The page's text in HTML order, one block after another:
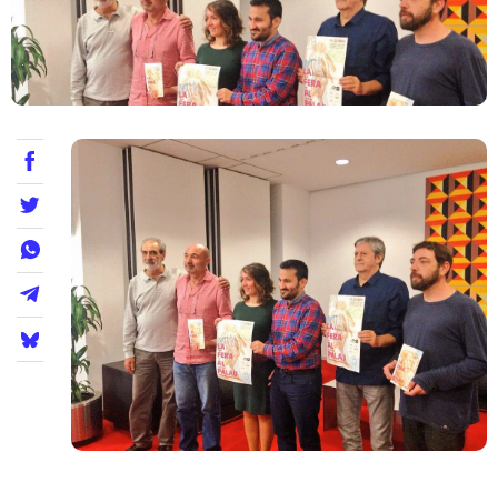
Internet
Opinió
Llibres
La Llista
Llocs